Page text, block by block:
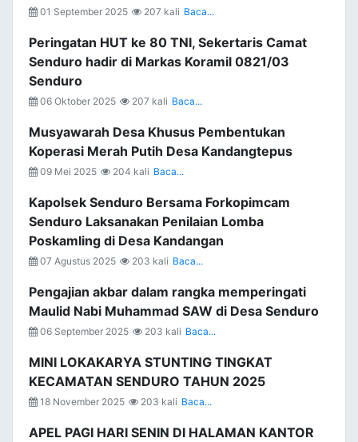
01 September 2025 207 kali Baca...
Peringatan HUT ke 80 TNI, Sekertaris Camat
Senduro hadir di Markas Koramil 0821/03
Senduro
06 Oktober 2025 207 kali Baca...
Musyawarah Desa Khusus Pembentukan
Koperasi Merah Putih Desa Kandangtepus
09 Mei 2025 204 kali Baca...
Kapolsek Senduro Bersama Forkopimcam
Senduro Laksanakan Penilaian Lomba
Poskamling di Desa Kandangan
07 Agustus 2025 203 kali Baca...
Pengajian akbar dalam rangka memperingati
Maulid Nabi Muhammad SAW di Desa Senduro
06 September 2025 203 kali Baca...
MINI LOKAKARYA STUNTING TINGKAT
KECAMATAN SENDURO TAHUN 2025
18 November 2025 203 kali Baca...
APEL PAGI HARI SENIN DI HALAMAN KANTOR